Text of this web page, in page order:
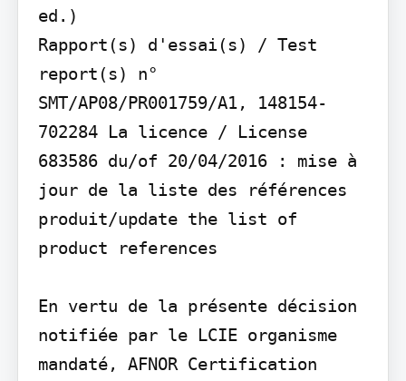
ed.)
Rapport(s) d'essai(s) / Test
report(s) n°
SMT/AP08/PR001759/A1, 148154-
702284 La licence / License
683586 du/of 20/04/2016 : mise à
jour de la liste des références
produit/update the list of
product references
En vertu de la présente décision
notifiée par le LCIE organisme
mandaté, AFNOR Certification